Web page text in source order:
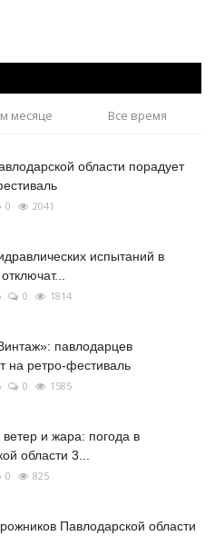
месяце Все время
области порадует
0 2041
испытаний в
0 1814
павлодарцев
на ретро-фестиваль
0 1585
и жара: погода в
области 3...
0 825
Павлодарской области